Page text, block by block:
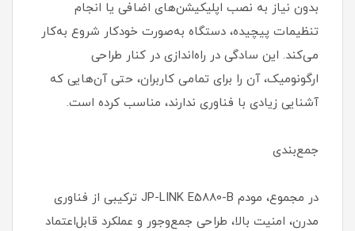
بدون نیاز به نصب اپلیکیشن‌های اضافی یا انجام
تنظیمات پیچیده، دستگاه به‌صورت خودکار شروع به‌کار
می‌کند. این سادگی در راه‌اندازی در کنار طراحی
ارگونومیک، آن را برای تمامی کاربران، حتی آن‌هایی که
آشنایی زیادی با فناوری ندارند، مناسب کرده است.
جمع‌بندی
در مجموع، مودم JP-LINK E5880-B ترکیبی از فناوری
مدرن، امنیت بالا، طراحی جمع‌وجور و عملکرد قابل‌اعتماد